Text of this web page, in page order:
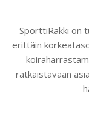
SporttiRakki on
erittäin
ratkaistavaan